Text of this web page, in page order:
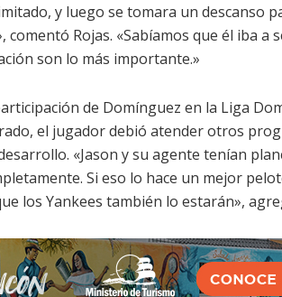
y luego se tomara un descanso
Rojas. «Sabíamos que él iba a
son lo más importante.»
de Domínguez en la Liga
el jugador debió atender otros
«Jason y su agente tenían
Si eso lo hace un mejor
los Yankees también lo estarán»,